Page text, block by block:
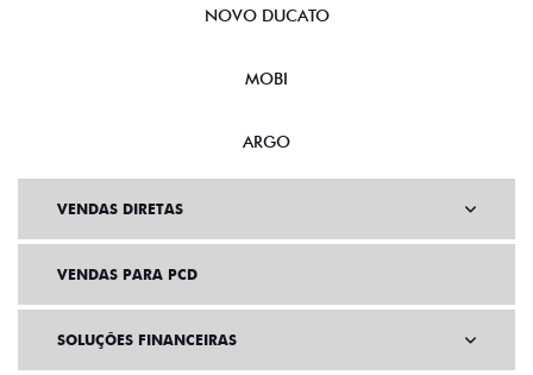
NOVO DUCATO
MOBI
ARGO
VENDAS DIRETAS
VENDAS PARA PCD
SOLUÇÕES FINANCEIRAS